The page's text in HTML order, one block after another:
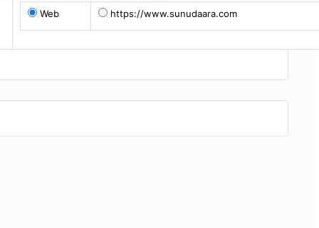
Web https://www.sunudaara.com